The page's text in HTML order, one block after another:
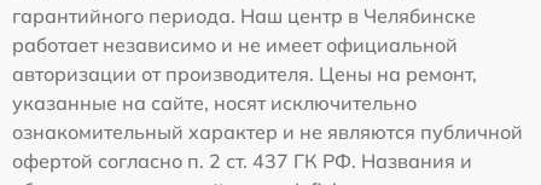
гарантийного периода. Наш центр в Челябинске
работает независимо и не имеет официальной
авторизации от производителя. Цены на ремонт,
указанные на сайте, носят исключительно
ознакомительный характер и не являются публичной
офертой согласно п. 2 ст. 437 ГК РФ. Названия и